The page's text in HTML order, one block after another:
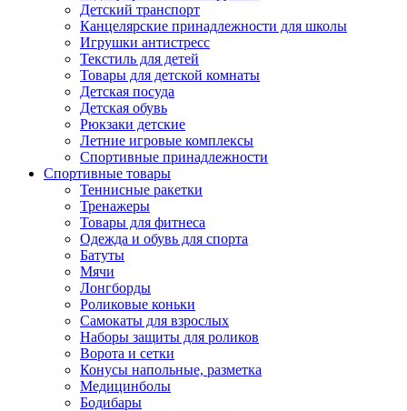
Детский транспорт
Канцелярские принадлежности для школы
Игрушки антистресс
Текстиль для детей
Товары для детской комнаты
Детская посуда
Детская обувь
Рюкзаки детские
Летние игровые комплексы
Спортивные принадлежности
Спортивные товары
Теннисные ракетки
Тренажеры
Товары для фитнеса
Одежда и обувь для спорта
Батуты
Мячи
Лонгборды
Роликовые коньки
Самокаты для взрослых
Наборы защиты для роликов
Ворота и сетки
Конусы напольные, разметка
Медицинболы
Бодибары